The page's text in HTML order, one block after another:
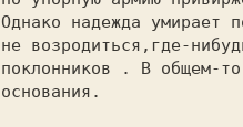
Oднако надежда умирает
не возродиться,где-
поклонников . В общем-
основания.